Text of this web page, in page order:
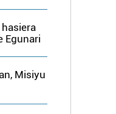
Egunari
Misiyu